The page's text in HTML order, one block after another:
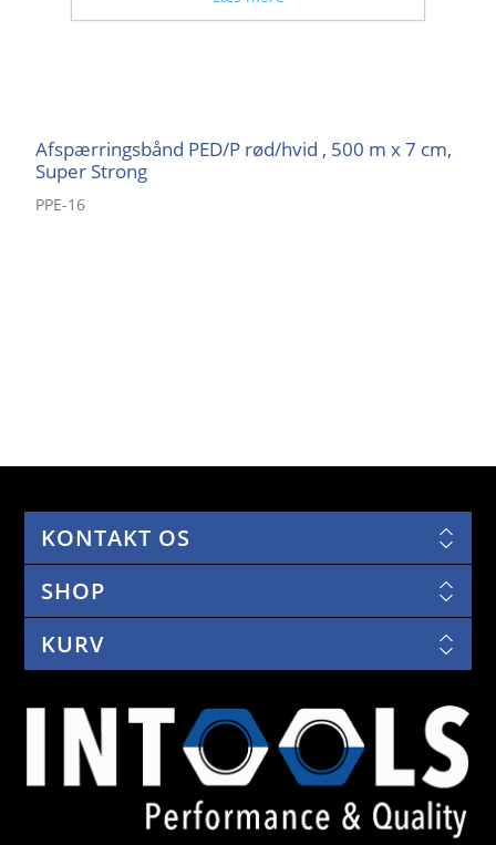
Afspærringsbånd PED/P rød/hvid , 500 m x 7 cm,
Super Strong
PPE-16
KONTAKT OS
SHOP
KURV